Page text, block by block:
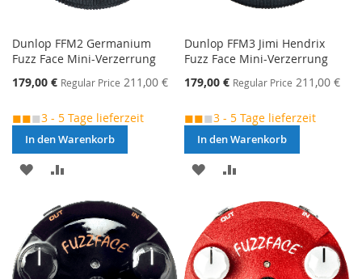
Dunlop FFM2 Germanium
Fuzz Face Mini-Verzerrung
Special
179,00 € Regular Price 211,00 €
◼◼◼3 - 5 Tage lieferzeit
In den Warenkorb
MERKEN
HINZUFÜGEN
Dunlop FFM3 Jimi Hendrix
Fuzz Face Mini-Verzerrung
Special
179,00 € Regular Price 211,00 €
◼◼◼3 - 5 Tage lieferzeit
In den Warenkorb
MERKEN
HINZUFÜGEN